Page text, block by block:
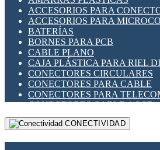
INDICADORES PARA PANEL
INTERFACES DE RELÉ
INTERRUPTORES FIN DE
LLAVES CONMUTADORAS
MEDIDORES DE ENERGÍA Y
MOTORES PASO A PASO
PANTALLAS HMI
PLC -CONTROLADORES
PROGRAMADORES DE
RELÉS DE PROTECCIÓN
SENSORES CAPACITIVOS
ACCESORIOS PARA
ACCESORIOS PARA
BATERÍAS
BORNES PARA PCB
CABLE PLANO
CAJA PLÁSTICA PARA RIEL
CONECTORES CIRCULARES
CONECTORES PARA CABLE
CONECTORES PARA
CONECTORES CABLE A PCB
CONECTORES PCB A CABLE
DIP SWITCHESCONECTIVIDAD